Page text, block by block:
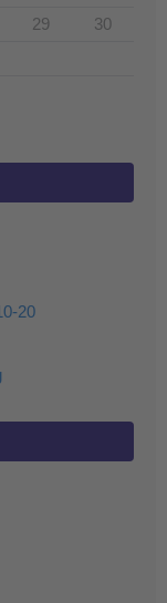
29
30